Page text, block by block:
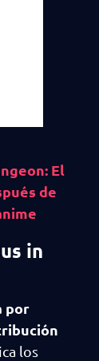
El
de
in
por
los